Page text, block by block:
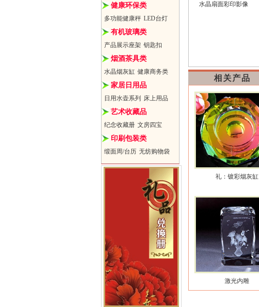
健康环保类
多功能健康秤 LED台灯
有机玻璃类
产品展示座架 钥匙扣
烟酒茶具类
水晶烟灰缸 健康商务类
家居日用品
日用水壶系列 床上用品
艺术收藏品
纪念收藏册 文房四宝
印刷包装类
缎面周/台历 无纺购物袋
水晶扇面彩印影像
相关产品
礼：镀彩烟灰缸
激光内雕